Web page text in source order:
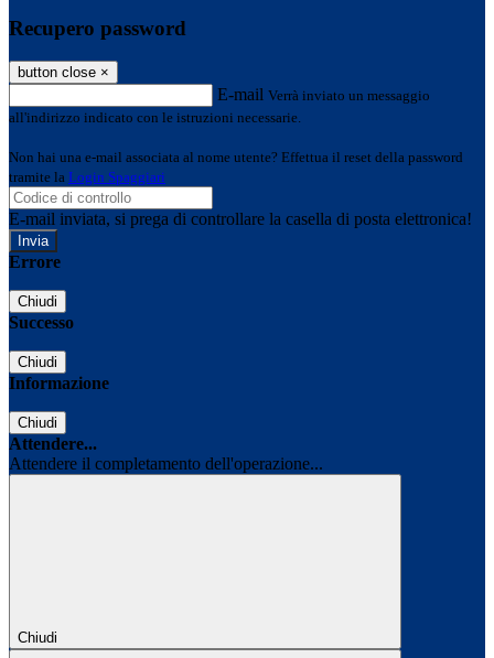
Recupero password
button close ×
E-mail Verrà inviato un messaggio
all'indirizzo indicato con le istruzioni necessarie.
Non hai una e-mail associata al nome utente? Effettua il reset della password
tramite la Login Spaggiari
E-mail inviata, si prega di controllare la casella di posta elettronica!
Errore
Chiudi
Successo
Chiudi
Informazione
Chiudi
Attendere...
Attendere il completamento dell'operazione...
Chiudi